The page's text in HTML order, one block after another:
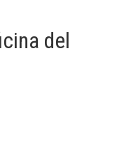
del